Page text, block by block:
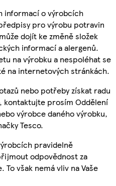
informací o výrobcích
pro výrobu potravin
dojít ke změně složek
informací a alergenů.
na výrobku a nespoléhat se
na internetových stránkách.
nebo potřeby získat radu
kontaktujte prosím Oddělení
výrobce daného výrobku,
Tesco.
pravidelně
odpovědnost za
však nemá vliv na Vaše